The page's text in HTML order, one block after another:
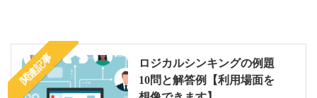
関連記事
ロジカルシンキングの例題
10問と解答例【利用場面を